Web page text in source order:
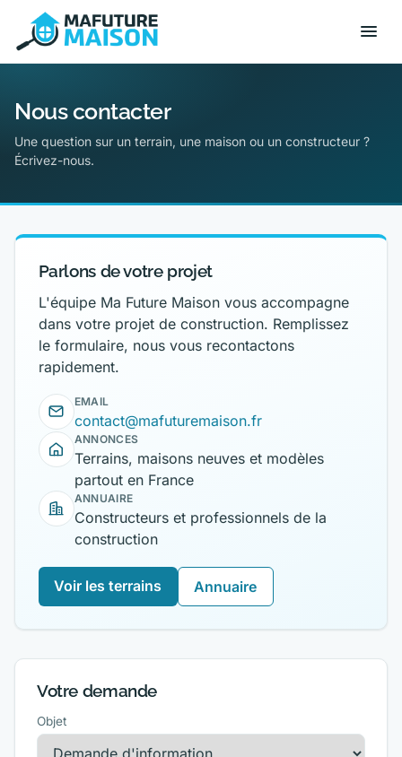
Nous contacter
Une question sur un terrain, une maison ou un constructeur ?
Écrivez-nous.
Parlons de votre projet
L'équipe Ma Future Maison vous accompagne
dans votre projet de construction. Remplissez
le formulaire, nous vous recontactons
rapidement.
EMAIL
contact@mafuturemaison.fr
ANNONCES
Terrains, maisons neuves et modèles
partout en France
ANNUAIRE
Constructeurs et professionnels de la
construction
Voir les terrains Annuaire
Votre demande
Objet